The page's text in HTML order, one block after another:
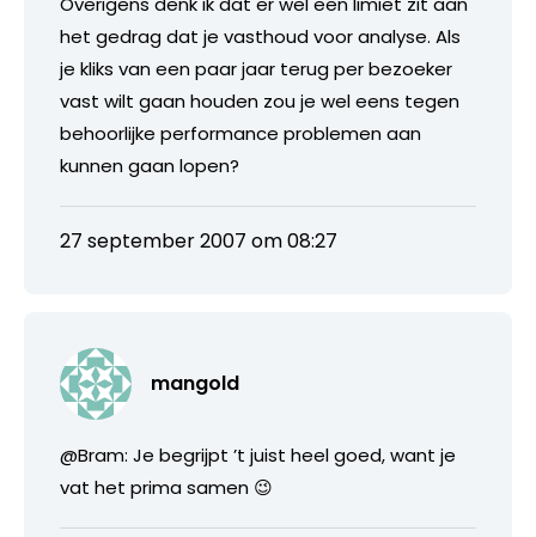
het gedrag dat je vasthoud voor analyse. Als
je kliks van een paar jaar terug per bezoeker
vast wilt gaan houden zou je wel eens tegen
behoorlijke performance problemen aan
kunnen gaan lopen?
27 september 2007 om 08:27
mangold
@Bram: Je begrijpt ’t juist heel goed, want je
vat het prima samen 😉